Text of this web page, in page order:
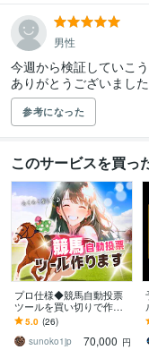
男性
今週から検証していこう
ありがとうございました
参考になった
このサービスを買っ
プロ仕様◆競馬自動投票
ツールを買い切りで作成
します 月額縛りなし。自
分だけのクローズドな競
馬投資環境を資産に。
5.0 (26)
sunoko1jp
70,000 円